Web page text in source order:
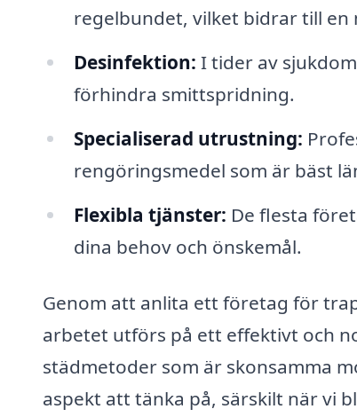
regelbundet, vilket bidrar till en
Desinfektion: I tider av
förhindra smittspridning.
Specialiserad utrustning:
rengöringsmedel som är bäst
Flexibla tjänster: De flesta
dina behov och önskemål.
Genom att anlita ett företag för
arbetet utförs på ett effektivt och
städmetoder som är skonsamma
aspekt att tänka på, särskilt när vi